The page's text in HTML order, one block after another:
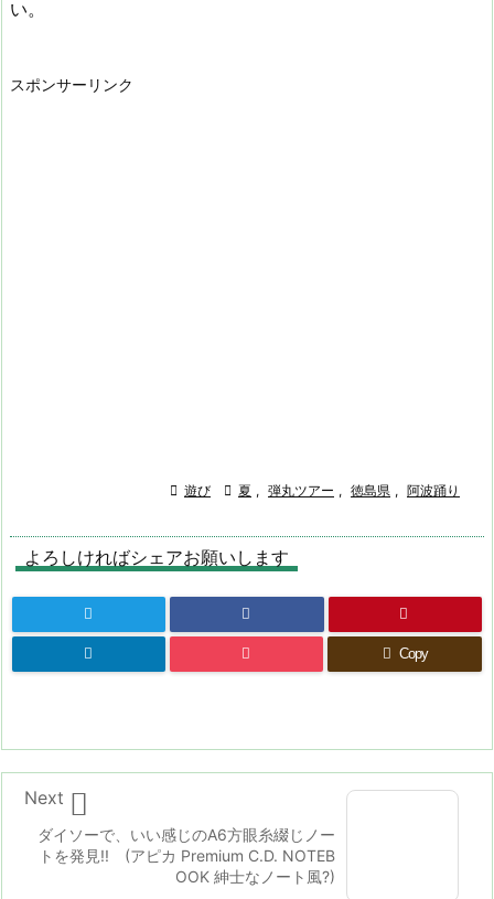
い。
スポンサーリンク
 遊び  夏 , 弾丸ツアー , 徳島県 , 阿波踊り
よろしければシェアお願いします
Copy
ダイソーで、いい感じのA6方眼糸綴じノー
トを発見!! (アピカ Premium C.D. NOTEB
OOK 紳士なノート風?)

Next